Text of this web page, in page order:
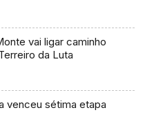
vai ligar caminho
da Luta
venceu sétima etapa